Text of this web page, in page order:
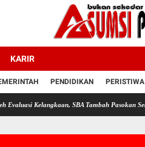
KARIR
PENDIDIKAN PERISTIWA
SBA Tambah Pasokan Semen Andalas